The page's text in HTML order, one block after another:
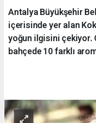
Antalya Büyükşehir
içerisinde yer alan
yoğun ilgisini çekiyor.
bahçede 10 farklı